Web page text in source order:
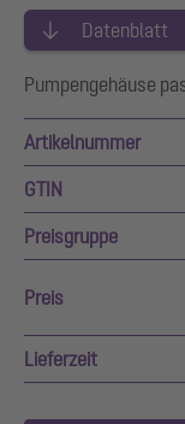
Datenblatt
Pumpengehäuse
Artikelnummer
GTIN
Preisgruppe
Preis
Lieferzeit